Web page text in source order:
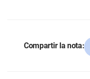
Compartir la nota: